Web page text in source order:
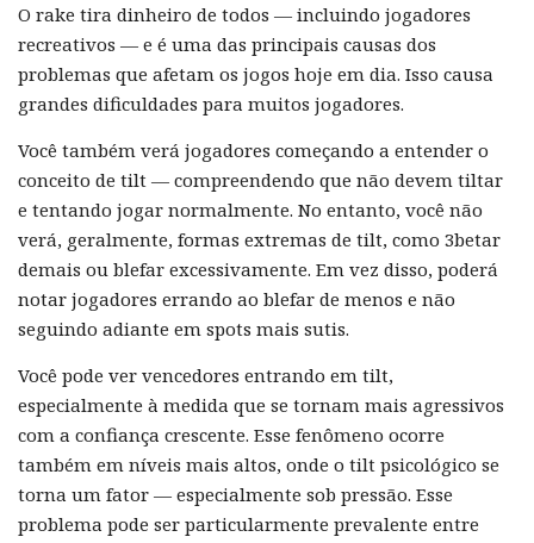
O rake tira dinheiro de todos — incluindo jogadores
recreativos — e é uma das principais causas dos
problemas que afetam os jogos hoje em dia. Isso causa
grandes dificuldades para muitos jogadores.
Você também verá jogadores começando a entender o
conceito de tilt — compreendendo que não devem tiltar
e tentando jogar normalmente. No entanto, você não
verá, geralmente, formas extremas de tilt, como 3betar
demais ou blefar excessivamente. Em vez disso, poderá
notar jogadores errando ao blefar de menos e não
seguindo adiante em spots mais sutis.
Você pode ver vencedores entrando em tilt,
especialmente à medida que se tornam mais agressivos
com a confiança crescente. Esse fenômeno ocorre
também em níveis mais altos, onde o tilt psicológico se
torna um fator — especialmente sob pressão. Esse
problema pode ser particularmente prevalente entre